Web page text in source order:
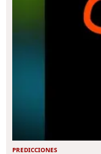
PREDICCIONES